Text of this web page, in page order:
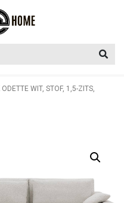
WIT, STOF, 1,5-ZITS,